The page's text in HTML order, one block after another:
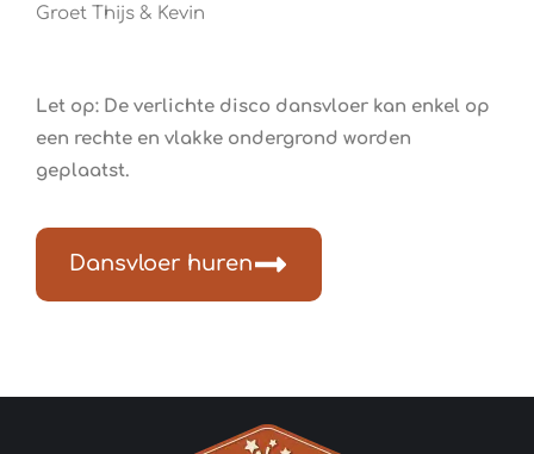
Groet Thijs & Kevin
Let op: De verlichte disco dansvloer kan enkel op
een rechte en vlakke ondergrond worden
geplaatst.
Dansvloer huren